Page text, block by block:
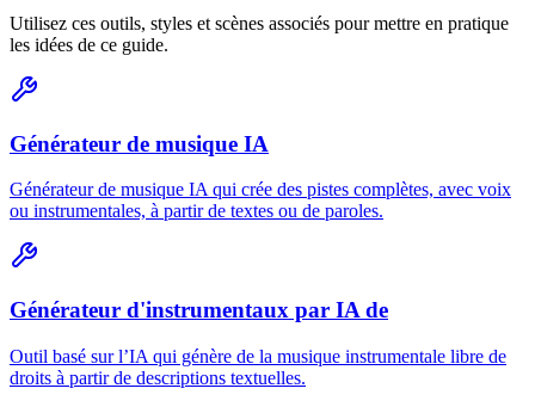
Utilisez ces outils, styles et scènes associés pour mettre en pratique
les idées de ce guide.
Générateur de musique IA
Générateur de musique IA qui crée des pistes complètes, avec voix
ou instrumentales, à partir de textes ou de paroles.
Générateur d'instrumentaux par IA de
Outil basé sur l’IA qui génère de la musique instrumentale libre de
droits à partir de descriptions textuelles.